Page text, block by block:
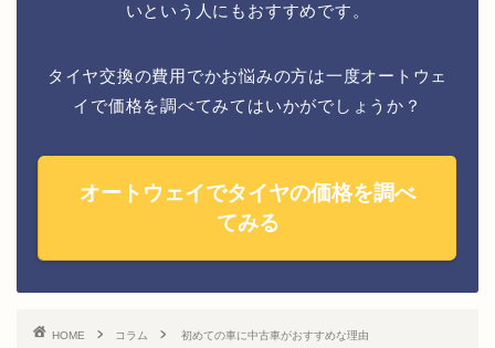
いという人にもおすすめです。
タイヤ交換の費用でかお悩みの方は一度オートウェ
イで価格を調べてみてはいかがでしょうか？
オートウェイでタイヤの価格を調べ
てみる
HOME コラム 初めての車に中古車がおすすめな理由